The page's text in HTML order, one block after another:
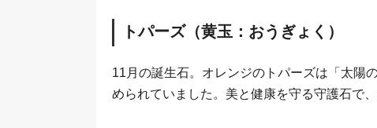
トパーズ（黄玉：おうぎょく）
11月の誕生石。オレンジのトパーズは「太陽
められていました。美と健康を守る守護石で